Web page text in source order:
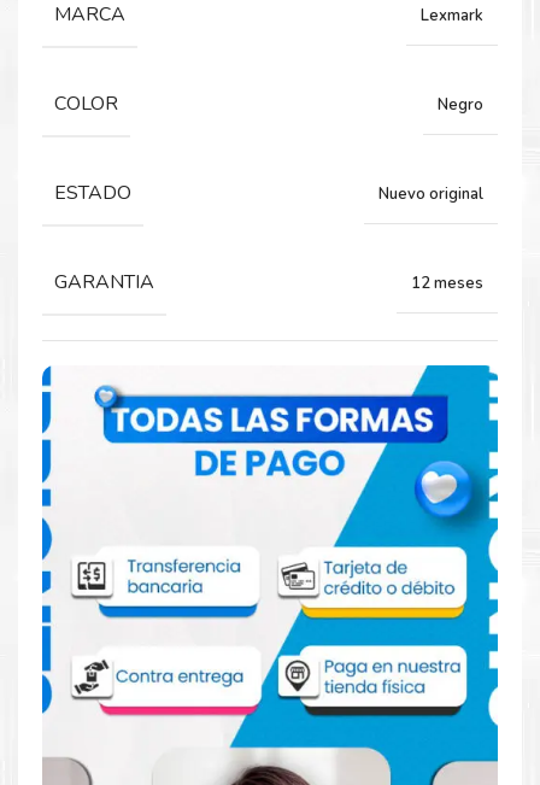
Lexmark MX812, MX811, MX810 MX710, MX711.
Comprar Kit de Mantenimiento Lexmark
40X8421 para impresoras 812 811 810 710
711
Aprovecha nuestra experiencia y atención para adquirir tus
productos. Tenemos promociones todos los dias. Escríbenos o
visítanos hoy para encontrar la solución perfecta para tu
impresoraLexmark, como la
Kit de Mantenimiento Lexmark
40X8421 para impresoras 812 811 810 710 711.
MARCA Lexmark
COLOR Negro
ESTADO Nuevo original
GARANTIA 12 meses